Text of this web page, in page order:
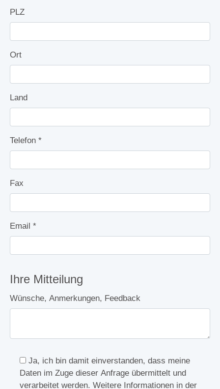
PLZ
Ort
Land
Telefon *
Fax
Email *
Ihre Mitteilung
Wünsche, Anmerkungen, Feedback
Ja, ich bin damit einverstanden, dass meine
Daten im Zuge dieser Anfrage übermittelt und
verarbeitet werden. Weitere Informationen in der